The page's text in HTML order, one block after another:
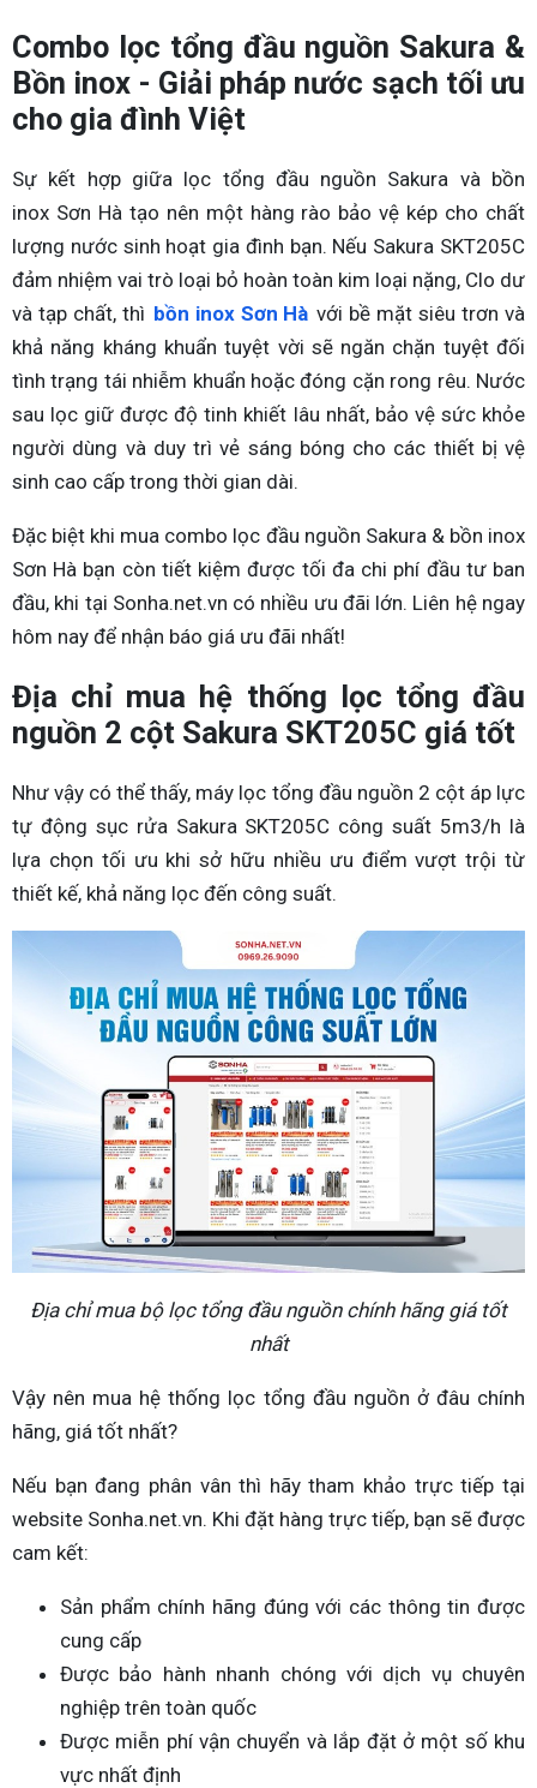
Combo lọc tổng đầu nguồn Sakura &
Bồn inox - Giải pháp nước sạch tối ưu
cho gia đình Việt
Sự kết hợp giữa lọc tổng đầu nguồn Sakura và bồn
inox Sơn Hà tạo nên một hàng rào bảo vệ kép cho chất
lượng nước sinh hoạt gia đình bạn. Nếu Sakura SKT205C
đảm nhiệm vai trò loại bỏ hoàn toàn kim loại nặng, Clo dư
và tạp chất, thì bồn inox Sơn Hà với bề mặt siêu trơn và
khả năng kháng khuẩn tuyệt vời sẽ ngăn chặn tuyệt đối
tình trạng tái nhiễm khuẩn hoặc đóng cặn rong rêu. Nước
sau lọc giữ được độ tinh khiết lâu nhất, bảo vệ sức khỏe
người dùng và duy trì vẻ sáng bóng cho các thiết bị vệ
sinh cao cấp trong thời gian dài.
Đặc biệt khi mua combo lọc đầu nguồn Sakura & bồn inox
Sơn Hà bạn còn tiết kiệm được tối đa chi phí đầu tư ban
đầu, khi tại Sonha.net.vn có nhiều ưu đãi lớn. Liên hệ ngay
hôm nay để nhận báo giá ưu đãi nhất!
Địa chỉ mua hệ thống lọc tổng đầu
nguồn 2 cột Sakura SKT205C giá tốt
Như vậy có thể thấy, máy lọc tổng đầu nguồn 2 cột áp lực
tự động sục rửa Sakura SKT205C công suất 5m3/h là
lựa chọn tối ưu khi sở hữu nhiều ưu điểm vượt trội từ
thiết kế, khả năng lọc đến công suất.
Địa chỉ mua bộ lọc tổng đầu nguồn chính hãng giá tốt
nhất
Vậy nên mua hệ thống lọc tổng đầu nguồn ở đâu chính
hãng, giá tốt nhất?
Nếu bạn đang phân vân thì hãy tham khảo trực tiếp tại
website Sonha.net.vn. Khi đặt hàng trực tiếp, bạn sẽ được
cam kết:
Sản phẩm chính hãng đúng với các thông tin được
cung cấp
Được bảo hành nhanh chóng với dịch vụ chuyên
nghiệp trên toàn quốc
Được miễn phí vận chuyển và lắp đặt ở một số khu
vực nhất định